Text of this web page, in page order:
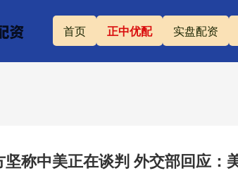
首页 正中优配 实盘配资
称中美正在谈判 外交部回应：